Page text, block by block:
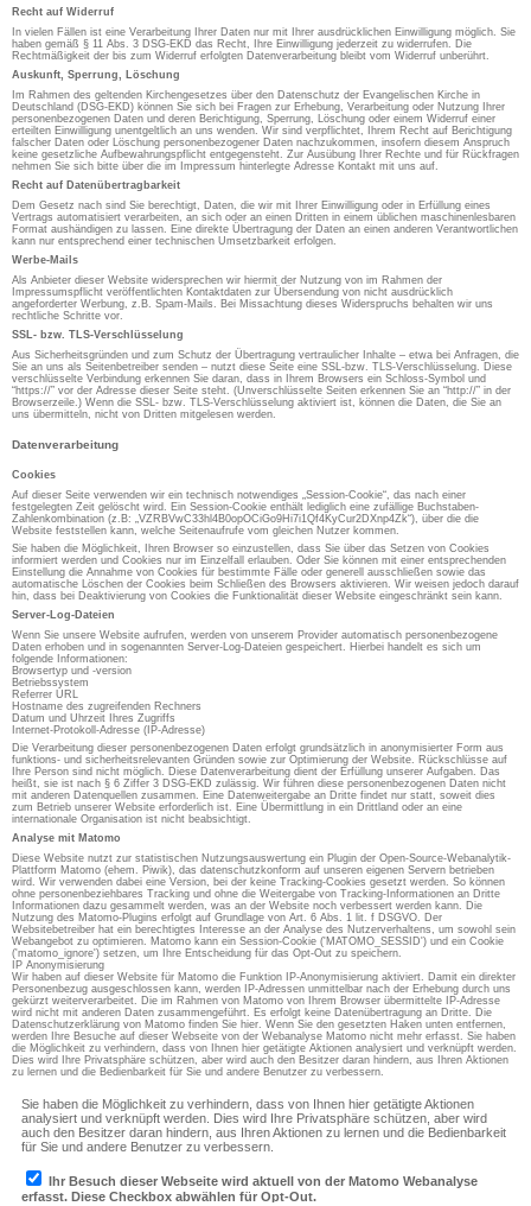
Recht auf Widerruf
In vielen Fällen ist eine Verarbeitung Ihrer Daten nur mit Ihrer ausdrücklichen Einwilligung möglich. Sie
haben gemäß § 11 Abs. 3 DSG-EKD das Recht, Ihre Einwilligung jederzeit zu widerrufen. Die
Rechtmäßigkeit der bis zum Widerruf erfolgten Datenverarbeitung bleibt vom Widerruf unberührt.
Auskunft, Sperrung, Löschung
Im Rahmen des geltenden Kirchengesetzes über den Datenschutz der Evangelischen Kirche in
Deutschland (DSG-EKD) können Sie sich bei Fragen zur Erhebung, Verarbeitung oder Nutzung Ihrer
personenbezogenen Daten und deren Berichtigung, Sperrung, Löschung oder einem Widerruf einer
erteilten Einwilligung unentgeltlich an uns wenden. Wir sind verpflichtet, Ihrem Recht auf Berichtigung
falscher Daten oder Löschung personenbezogener Daten nachzukommen, insofern diesem Anspruch
keine gesetzliche Aufbewahrungspflicht entgegensteht. Zur Ausübung Ihrer Rechte und für Rückfragen
nehmen Sie sich bitte über die im Impressum hinterlegte Adresse Kontakt mit uns auf.
Recht auf Datenübertragbarkeit
Dem Gesetz nach sind Sie berechtigt, Daten, die wir mit Ihrer Einwilligung oder in Erfüllung eines
Vertrags automatisiert verarbeiten, an sich oder an einen Dritten in einem üblichen maschinenlesbaren
Format aushändigen zu lassen. Eine direkte Übertragung der Daten an einen anderen Verantwortlichen
kann nur entsprechend einer technischen Umsetzbarkeit erfolgen.
Werbe-Mails
Als Anbieter dieser Website widersprechen wir hiermit der Nutzung von im Rahmen der
Impressumspflicht veröffentlichten Kontaktdaten zur Übersendung von nicht ausdrücklich
angeforderter Werbung, z.B. Spam-Mails. Bei Missachtung dieses Widerspruchs behalten wir uns
rechtliche Schritte vor.
SSL- bzw. TLS-Verschlüsselung
Aus Sicherheitsgründen und zum Schutz der Übertragung vertraulicher Inhalte – etwa bei Anfragen, die
Sie an uns als Seitenbetreiber senden – nutzt diese Seite eine SSL-bzw. TLS-Verschlüsselung. Diese
verschlüsselte Verbindung erkennen Sie daran, dass in Ihrem Browsers ein Schloss-Symbol und
“https://” vor der Adresse dieser Seite steht. (Unverschlüsselte Seiten erkennen Sie an “http://” in der
Browserzeile.) Wenn die SSL- bzw. TLS-Verschlüsselung aktiviert ist, können die Daten, die Sie an
uns übermitteln, nicht von Dritten mitgelesen werden.
Datenverarbeitung
Cookies
Auf dieser Seite verwenden wir ein technisch notwendiges „Session-Cookie“, das nach einer
festgelegten Zeit gelöscht wird. Ein Session-Cookie enthält lediglich eine zufällige Buchstaben-
Zahlenkombination (z.B: „VZRBVwC33hl4B0opOCiGo9Hi7i1Qf4KyCur2DXnp4Zk“), über die die
Website feststellen kann, welche Seitenaufrufe vom gleichen Nutzer kommen.
Sie haben die Möglichkeit, Ihren Browser so einzustellen, dass Sie über das Setzen von Cookies
informiert werden und Cookies nur im Einzelfall erlauben. Oder Sie können mit einer entsprechenden
Einstellung die Annahme von Cookies für bestimmte Fälle oder generell ausschließen sowie das
automatische Löschen der Cookies beim Schließen des Browsers aktivieren. Wir weisen jedoch darauf
hin, dass bei Deaktivierung von Cookies die Funktionalität dieser Website eingeschränkt sein kann.
Server-Log-Dateien
Wenn Sie unsere Website aufrufen, werden von unserem Provider automatisch personenbezogene
Daten erhoben und in sogenannten Server-Log-Dateien gespeichert. Hierbei handelt es sich um
folgende Informationen:
Browsertyp und -version
Betriebssystem
Referrer URL
Hostname des zugreifenden Rechners
Datum und Uhrzeit Ihres Zugriffs
Internet-Protokoll-Adresse (IP-Adresse)
Die Verarbeitung dieser personenbezogenen Daten erfolgt grundsätzlich in anonymisierter Form aus
funktions- und sicherheitsrelevanten Gründen sowie zur Optimierung der Website. Rückschlüsse auf
Ihre Person sind nicht möglich. Diese Datenverarbeitung dient der Erfüllung unserer Aufgaben. Das
heißt, sie ist nach § 6 Ziffer 3 DSG-EKD zulässig. Wir führen diese personenbezogenen Daten nicht
mit anderen Datenquellen zusammen. Eine Datenweitergabe an Dritte findet nur statt, soweit dies
zum Betrieb unserer Website erforderlich ist. Eine Übermittlung in ein Drittland oder an eine
internationale Organisation ist nicht beabsichtigt.
Analyse mit Matomo
Diese Website nutzt zur statistischen Nutzungsauswertung ein Plugin der Open-Source-Webanalytik-
Plattform Matomo (ehem. Piwik), das datenschutzkonform auf unseren eigenen Servern betrieben
wird. Wir verwenden dabei eine Version, bei der keine Tracking-Cookies gesetzt werden. So können
ohne personenbeziehbares Tracking und ohne die Weitergabe von Tracking-Informationen an Dritte
Informationen dazu gesammelt werden, was an der Website noch verbessert werden kann. Die
Nutzung des Matomo-Plugins erfolgt auf Grundlage von Art. 6 Abs. 1 lit. f DSGVO. Der
Websitebetreiber hat ein berechtigtes Interesse an der Analyse des Nutzerverhaltens, um sowohl sein
Webangebot zu optimieren. Matomo kann ein Session-Cookie ('MATOMO_SESSID') und ein Cookie
('matomo_ignore') setzen, um Ihre Entscheidung für das Opt-Out zu speichern.
IP Anonymisierung
Wir haben auf dieser Website für Matomo die Funktion IP-Anonymisierung aktiviert. Damit ein direkter
Personenbezug ausgeschlossen kann, werden IP-Adressen unmittelbar nach der Erhebung durch uns
gekürzt weiterverarbeitet. Die im Rahmen von Matomo von Ihrem Browser übermittelte IP-Adresse
wird nicht mit anderen Daten zusammengeführt. Es erfolgt keine Datenübertragung an Dritte. Die
Datenschutzerklärung von Matomo finden Sie hier. Wenn Sie den gesetzten Haken unten entfernen,
werden Ihre Besuche auf dieser Webseite von der Webanalyse Matomo nicht mehr erfasst. Sie haben
die Möglichkeit zu verhindern, dass von Ihnen hier getätigte Aktionen analysiert und verknüpft werden.
Dies wird Ihre Privatsphäre schützen, aber wird auch den Besitzer daran hindern, aus Ihren Aktionen
zu lernen und die Bedienbarkeit für Sie und andere Benutzer zu verbessern.